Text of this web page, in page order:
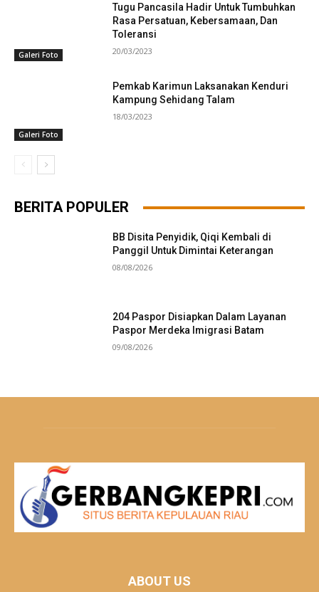
Galeri Foto
Tugu Pancasila Hadir Untuk Tumbuhkan
Rasa Persatuan, Kebersamaan, Dan
Toleransi
20/03/2023
Galeri Foto
Pemkab Karimun Laksanakan Kenduri
Kampung Sehidang Talam
18/03/2023
BERITA POPULER
BB Disita Penyidik, Qiqi Kembali di
Panggil Untuk Dimintai Keterangan
08/08/2026
204 Paspor Disiapkan Dalam Layanan
Paspor Merdeka Imigrasi Batam
09/08/2026
ABOUT US